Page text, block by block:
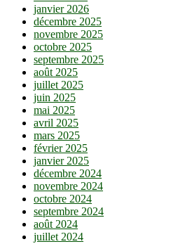
janvier 2026
décembre 2025
novembre 2025
octobre 2025
septembre 2025
août 2025
juillet 2025
juin 2025
mai 2025
avril 2025
mars 2025
février 2025
janvier 2025
décembre 2024
novembre 2024
octobre 2024
septembre 2024
août 2024
juillet 2024